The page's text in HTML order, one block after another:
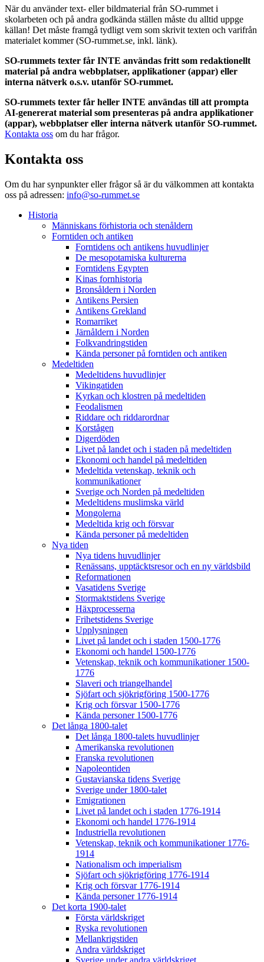
När du använder text- eller bildmaterial från SO-rummet i
skolarbeten och på andra godkända ställen måste du alltid uppge
källan! Det måste framgå tydligt vem som skrivit texten och varifrån
materialet kommer (SO-rummet.se, inkl. länk).
SO-rummets texter får INTE användas fritt som redaktionellt
material på andra webbplatser, applikationer (appar) eller
interna nätverk o.s.v. utanför SO-rummet.
SO-rummets texter får heller INTE användas till att prompta
AI-genererat material som presenteras på andra applikationer
(appar), webbplatser eller interna nätverk utanför SO-rummet.
Kontakta oss om du har frågor.
Kontakta oss
Om du har synpunkter eller frågor så är du välkommen att kontakta
oss på adressen: info@so-rummet.se
Historia
Människans förhistoria och stenåldern
Forntiden och antiken
Forntidens och antikens huvudlinjer
De mesopotamiska kulturerna
Forntidens Egypten
Kinas fornhistoria
Bronsåldern i Norden
Antikens Persien
Antikens Grekland
Romarriket
Järnåldern i Norden
Folkvandringstiden
Kända personer på forntiden och antiken
Medeltiden
Medeltidens huvudlinjer
Vikingatiden
Kyrkan och klostren på medeltiden
Feodalismen
Riddare och riddarordnar
Korstågen
Digerdöden
Livet på landet och i staden på medeltiden
Ekonomi och handel på medeltiden
Medeltida vetenskap, teknik och
kommunikationer
Sverige och Norden på medeltiden
Medeltidens muslimska värld
Mongolerna
Medeltida krig och försvar
Kända personer på medeltiden
Nya tiden
Nya tidens huvudlinjer
Renässans, upptäcktsresor och en ny världsbild
Reformationen
Vasatidens Sverige
Stormaktstidens Sverige
Häxprocesserna
Frihetstidens Sverige
Upplysningen
Livet på landet och i staden 1500-1776
Ekonomi och handel 1500-1776
Vetenskap, teknik och kommunikationer 1500-
1776
Slaveri och triangelhandel
Sjöfart och sjökrigföring 1500-1776
Krig och försvar 1500-1776
Kända personer 1500-1776
Det långa 1800-talet
Det långa 1800-talets huvudlinjer
Amerikanska revolutionen
Franska revolutionen
Napoleontiden
Gustavianska tidens Sverige
Sverige under 1800-talet
Emigrationen
Livet på landet och i staden 1776-1914
Ekonomi och handel 1776-1914
Industriella revolutionen
Vetenskap, teknik och kommunikationer 1776-
1914
Nationalism och imperialism
Sjöfart och sjökrigföring 1776-1914
Krig och försvar 1776-1914
Kända personer 1776-1914
Det korta 1900-talet
Första världskriget
Ryska revolutionen
Mellankrigstiden
Andra världskriget
Sverige under andra världskriget